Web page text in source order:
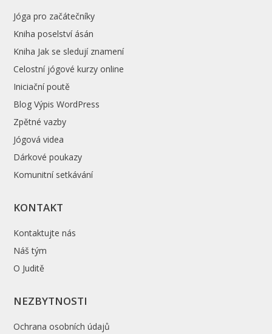
Jóga pro začátečníky
Kniha poselství ásán
Kniha Jak se sledují znamení
Celostní jógové kurzy online
Iniciační poutě
Blog Výpis WordPress
Zpětné vazby
Jógová videa
Dárkové poukazy
Komunitní setkávání
KONTAKT
Kontaktujte nás
Náš tým
O Juditě
NEZBYTNOSTI
Ochrana osobních údajů